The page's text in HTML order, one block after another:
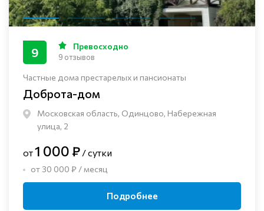
Частные дома престарелых и пансионаты
Доброта-дом
Московская область, Одинцово, Набережная
улица, 2
9 Превосходно
9 отзывов
от1 000 ₽ / сутки
от 30 000 ₽ / месяц
Подробнее